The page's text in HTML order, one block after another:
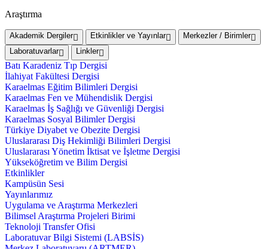
Araştırma
Akademik Dergiler Etkinlikler ve Yayınlar
Merkezler / Birimler
Laboratuvarlar
Linkler
Batı Karadeniz Tıp Dergisi
İlahiyat Fakültesi Dergisi
Karaelmas Eğitim Bilimleri Dergisi
Karaelmas Fen ve Mühendislik Dergisi
Karaelmas İş Sağlığı ve Güvenliği Dergisi
Karaelmas Sosyal Bilimler Dergisi
Türkiye Diyabet ve Obezite Dergisi
Uluslararası Diş Hekimliği Bilimleri Dergisi
Uluslararası Yönetim İktisat ve İşletme Dergisi
Yükseköğretim ve Bilim Dergisi
Etkinlikler
Kampüsün Sesi
Yayınlarımız
Uygulama ve Araştırma Merkezleri
Bilimsel Araştırma Projeleri Birimi
Teknoloji Transfer Ofisi
Laboratuvar Bilgi Sistemi (LABSİS)